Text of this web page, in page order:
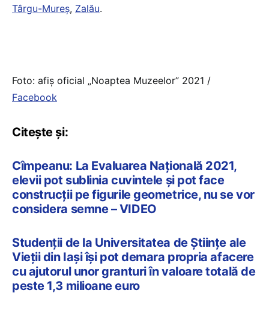
Târgu-Mureș, Zalău.
Foto: afiș oficial „Noaptea Muzeelor” 2021 /
Facebook
Citește și:
Cîmpeanu: La Evaluarea Națională 2021,
elevii pot sublinia cuvintele și pot face
construcții pe figurile geometrice, nu se vor
considera semne – VIDEO
Studenții de la Universitatea de Științe ale
Vieții din Iași își pot demara propria afacere
cu ajutorul unor granturi în valoare totală de
peste 1,3 milioane euro